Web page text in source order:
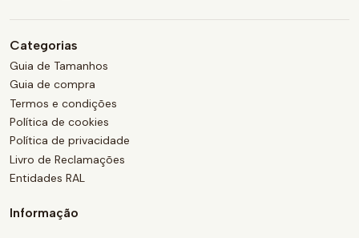
Categorias
Guia de Tamanhos
Guia de compra
Termos e condições
Política de cookies
Política de privacidade
Livro de Reclamações
Entidades RAL
Informação